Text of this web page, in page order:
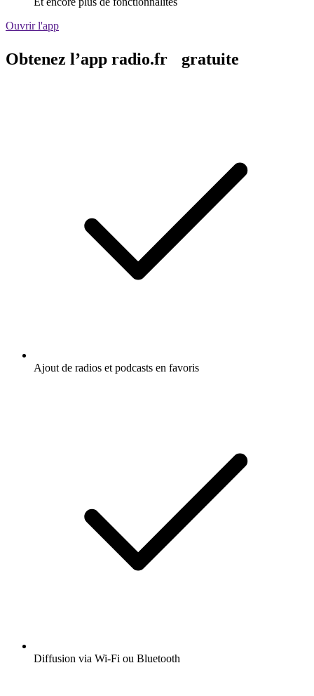
Ouvrir l'app
Obtenez l’app radio.fr gratuite
Ajout de radios et podcasts en favoris
Diffusion via Wi-Fi ou Bluetooth